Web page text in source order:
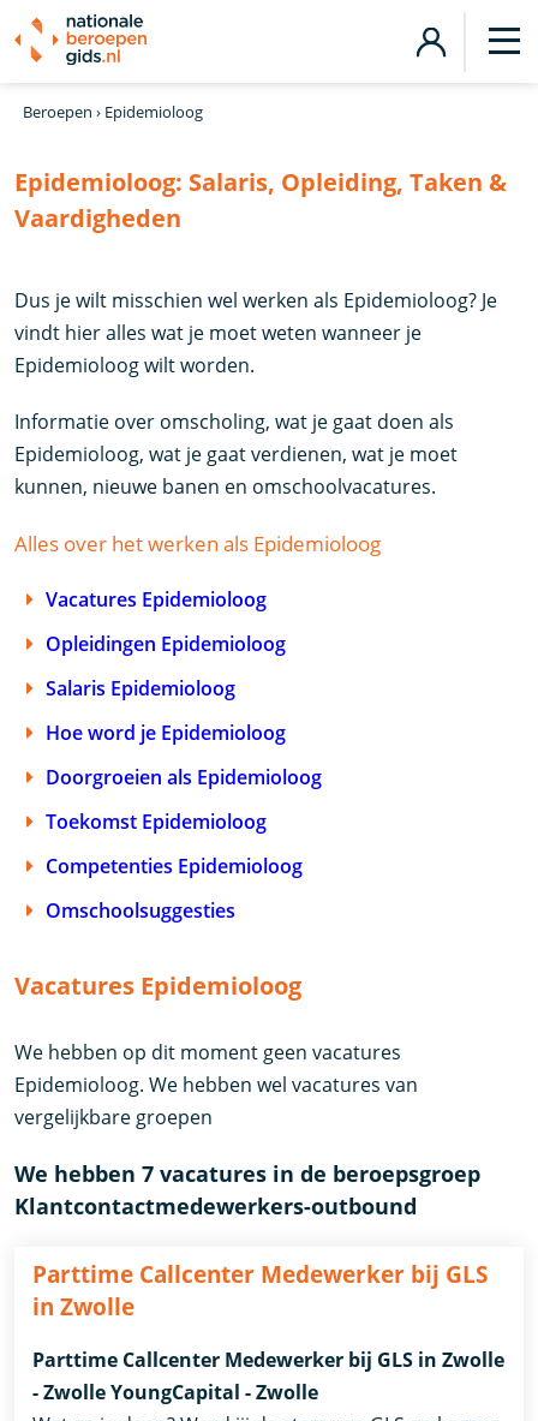
Beroepen › Epidemioloog
Epidemioloog: Salaris, Opleiding, Taken &
Vaardigheden
Dus je wilt misschien wel werken als Epidemioloog? Je
vindt hier alles wat je moet weten wanneer je
Epidemioloog wilt worden.
Informatie over omscholing, wat je gaat doen als
Epidemioloog, wat je gaat verdienen, wat je moet
kunnen, nieuwe banen en omschoolvacatures.
Alles over het werken als Epidemioloog
Vacatures Epidemioloog
Opleidingen Epidemioloog
Salaris Epidemioloog
Hoe word je Epidemioloog
Doorgroeien als Epidemioloog
Toekomst Epidemioloog
Competenties Epidemioloog
Omschoolsuggesties
Vacatures Epidemioloog
We hebben op dit moment geen vacatures
Epidemioloog. We hebben wel vacatures van
vergelijkbare groepen
We hebben 7 vacatures in de beroepsgroep
Klantcontactmedewerkers-outbound
Parttime Callcenter Medewerker bij GLS
in Zwolle
Parttime Callcenter Medewerker bij GLS in Zwolle
- Zwolle YoungCapital - Zwolle